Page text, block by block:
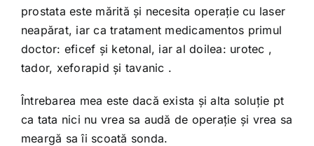
prostata este mărită și necesita operație cu laser
neapărat, iar ca tratament medicamentos primul
doctor: eficef și ketonal, iar al doilea: urotec ,
tador, xeforapid și tavanic .
Întrebarea mea este dacă exista și alta soluție pt
ca tata nici nu vrea sa audă de operație și vrea sa
meargă sa îi scoată sonda.